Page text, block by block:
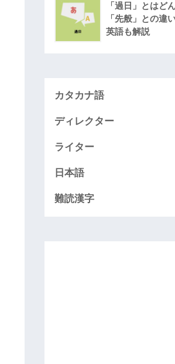
「過日」とはど
「先般」との違
英語も解説
カタカナ語
ディレクター
ライター
日本語
難読漢字